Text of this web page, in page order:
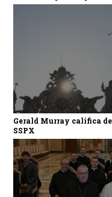
Gerald Murray califica
SSPX